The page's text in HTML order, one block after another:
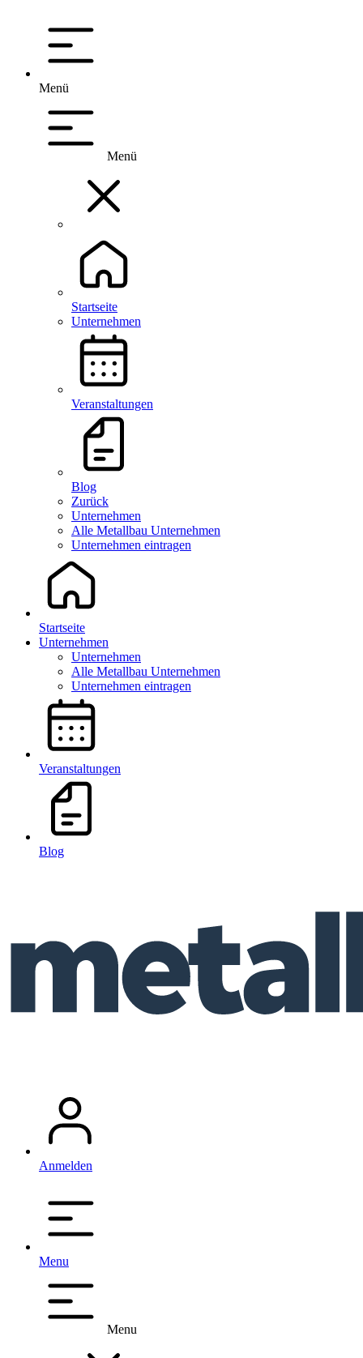
Menü
Menü
Startseite
Unternehmen
Veranstaltungen
Blog
Zurück
Unternehmen
Alle Metallbau Unternehmen
Unternehmen eintragen
Startseite
Unternehmen
Unternehmen
Alle Metallbau Unternehmen
Unternehmen eintragen
Veranstaltungen
Blog
Anmelden
Menu
Menu